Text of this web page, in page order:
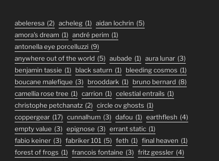
abeleresa (2) acheleg (1) aidan lochrin (5)
amora's dream (1) andré perim (1)
antonella eye porcelluzzi (9)
anywhere out of the world (5) aubade (1) aura lunar (3)
benjamin tassie (1) black saturn (1) bleeding cosmos (1)
boucane malefique (3) brooddark (1) bruno bernard (8)
camellia rose tree (1) carrion (1) celestial entrails (1)
christophe petchanatz (2) circle ov ghosts (1)
coppergear (17) cunnalhum (3) dafou (1) earthflesh (4)
empty value (3) epignose (3) errant static (1)
fabio keiner (3) fabriker 101 (5) feth (1) final heaven (1)
forest of frogs (1) francois fontaine (3) fritz gessler (4)